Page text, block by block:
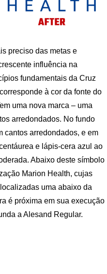
preciso das metas e
influência na
fundamentais da Cruz
à cor da fonte do
uma nova marca – uma
arredondados. No fundo
cantos arredondados, e em
e lápis-cera azul ao
Abaixo deste símbolo
Marion Health, cujas
uma abaixo da
é próxima em sua execução
a Alesand Regular.